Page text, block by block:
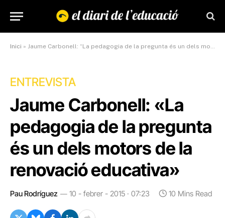
Inici » Jaume Carbonell: “La pedagogia de la pregunta és un dels motors de la renovació educativa”
ENTREVISTA
Jaume Carbonell: «La
pedagogia de la pregunta
és un dels motors de la
renovació educativa»
Pau Rodríguez 10 - febrer - 2015 · 07:23 10 Mins Read